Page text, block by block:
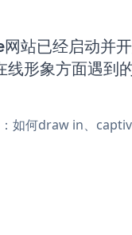
站已经启动并
形象方面遇到
如何draw in、